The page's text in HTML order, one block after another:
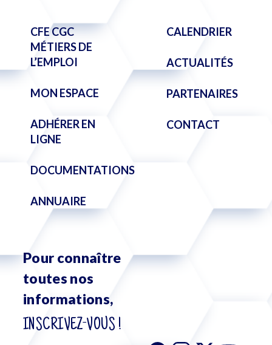
CFE CGC
MÉTIERS DE
L’EMPLOI
MON ESPACE
ADHÉRER EN
LIGNE
DOCUMENTATIONS
ANNUAIRE
CALENDRIER
ACTUALITÉS
PARTENAIRES
CONTACT
Pour connaître
toutes nos
informations,
INSCRIVEZ-VOUS !